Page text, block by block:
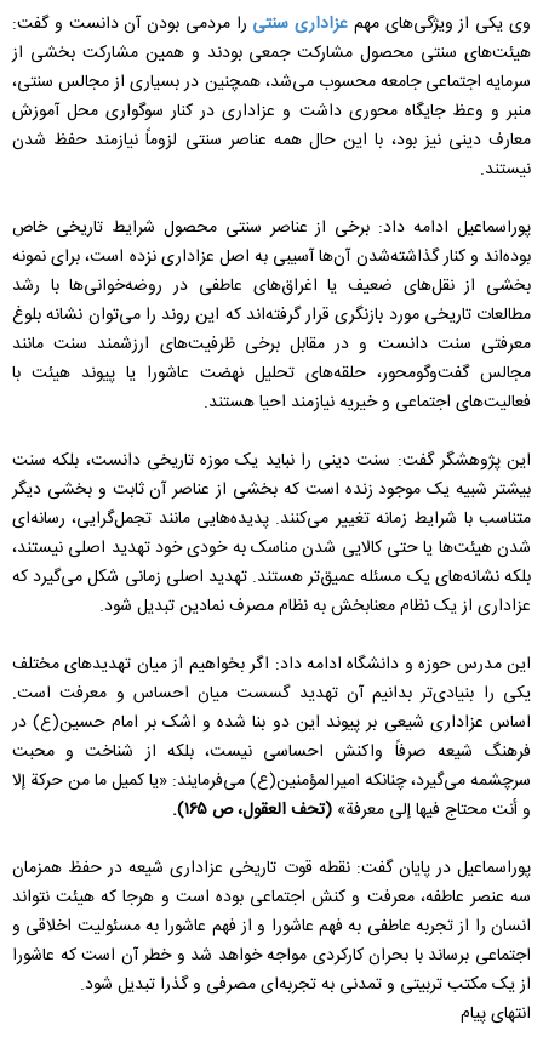
وی یکی از ویژگی‌های مهم عزاداری سنتی را مردمی بودن آن دانست و گفت:
هیئت‌های سنتی محصول مشارکت جمعی بودند و همین مشارکت بخشی از
سرمایه اجتماعی جامعه محسوب می‌شد، همچنین در بسیاری از مجالس سنتی،
منبر و وعظ جایگاه محوری داشت و عزاداری در کنار سوگواری محل آموزش
معارف دینی نیز بود، با این حال همه عناصر سنتی لزوماً نیازمند حفظ شدن
نیستند.
پوراسماعیل ادامه داد: برخی از عناصر سنتی محصول شرایط تاریخی خاص
بوده‌اند و کنار گذاشته‌شدن آن‌ها آسیبی به اصل عزاداری نزده است، برای نمونه
بخشی از نقل‌های ضعیف یا اغراق‌های عاطفی در روضه‌خوانی‌ها با رشد
مطالعات تاریخی مورد بازنگری قرار گرفته‌اند که این روند را می‌توان نشانه بلوغ
معرفتی سنت دانست و در مقابل برخی ظرفیت‌های ارزشمند سنت مانند
مجالس گفت‌وگومحور، حلقه‌های تحلیل نهضت عاشورا یا پیوند هیئت با
فعالیت‌های اجتماعی و خیریه نیازمند احیا هستند.
این پژوهشگر گفت: سنت دینی را نباید یک موزه تاریخی دانست، بلکه سنت
بیشتر شبیه یک موجود زنده است که بخشی از عناصر آن ثابت و بخشی دیگر
متناسب با شرایط زمانه تغییر می‌کنند. پدیده‌هایی مانند تجمل‌گرایی، رسانه‌ای
شدن هیئت‌ها یا حتی کالایی شدن مناسک به خودی خود تهدید اصلی نیستند،
بلکه نشانه‌های یک مسئله عمیق‌تر هستند. تهدید اصلی زمانی شکل می‌گیرد که
عزاداری از یک نظام معنابخش به نظام مصرف نمادین تبدیل شود.
این مدرس حوزه و دانشگاه ادامه داد: اگر بخواهیم از میان تهدیدهای مختلف
یکی را بنیادی‌تر بدانیم آن تهدید گسست میان احساس و معرفت است.
اساس عزاداری شیعی بر پیوند این دو بنا شده و اشک بر امام حسین(ع) در
فرهنگ شیعه صرفاً واکنش احساسی نیست، بلکه از شناخت و محبت
سرچشمه می‌گیرد، چنانکه امیرالمؤمنین(ع) می‌فرمایند: «یا کمیل ما من حرکة إلا
و أنت محتاج فیها إلى معرفة» (تحف العقول، ص ۱۶۵).
پوراسماعیل در پایان گفت: نقطه قوت تاریخی عزاداری شیعه در حفظ همزمان
سه عنصر عاطفه، معرفت و کنش اجتماعی بوده است و هرجا که هیئت نتواند
انسان را از تجربه عاطفی به فهم عاشورا و از فهم عاشورا به مسئولیت اخلاقی و
اجتماعی برساند با بحران کارکردی مواجه خواهد شد و خطر آن است که عاشورا
از یک مکتب تربیتی و تمدنی به تجربه‌ای مصرفی و گذرا تبدیل شود.
انتهای پیام